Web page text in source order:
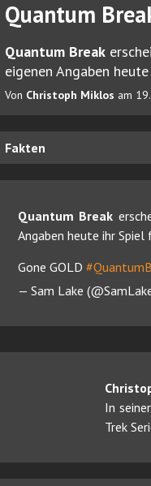
Quantum
Quantum Break
eigenen Angaben
Von Christoph Miklos am
Fakten
Quantum Break
Angaben heute ihr
Gone GOLD
— Sam Lake
In
Trek